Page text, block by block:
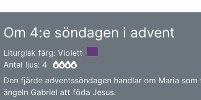
Om 4:e söndagen i advent
Liturgisk färg: Violett
Antal ljus: 4
Den fjärde adventssöndagen handlar om Maria
ängeln Gabriel att föda Jesus.